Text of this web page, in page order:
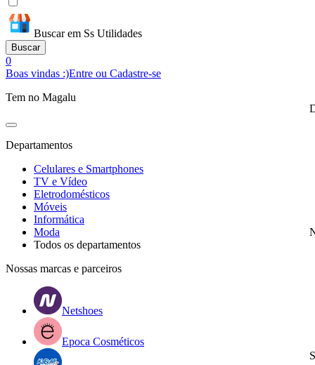
Buscar em Ss Utilidades
Buscar
0
Boas vindas :)Entre ou Cadastre-se
Tem no Magalu
Departamentos
Celulares e Smartphones
TV e Vídeo
Eletrodomésticos
Móveis
Informática
Moda
Todos os departamentos
Nossas marcas e parceiros
Netshoes
Epoca Cosméticos